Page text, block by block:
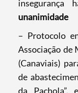
insegurança
unanimidade
– Protocolo
Associação de
(Canaviais)
de
da Pachola”,